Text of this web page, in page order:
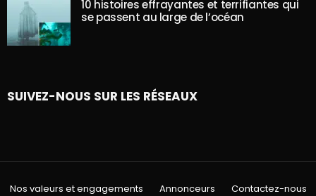
10 histoires effrayantes et terrifiantes qui
se passent au large de l’océan
SUIVEZ-NOUS SUR LES RÉSEAUX
Nos valeurs et engagements Annonceurs
Contactez-nous